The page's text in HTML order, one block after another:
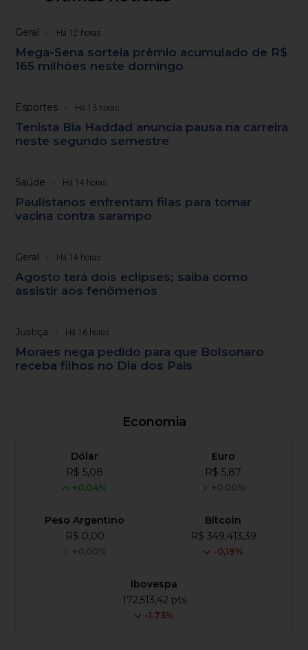
Geral Há 12 horas
Mega-Sena sorteia prêmio acumulado de R$
165 milhões neste domingo
Esportes Há 13 horas
Tenista Bia Haddad anuncia pausa na carreira
neste segundo semestre
Saúde Há 14 horas
Paulistanos enfrentam filas para tomar
vacina contra sarampo
Geral Há 14 horas
Agosto terá dois eclipses; saiba como
assistir aos fenômenos
Justiça Há 16 horas
Moraes nega pedido para que Bolsonaro
receba filhos no Dia dos Pais
Economia
Dólar
R$ 5,08
+0,04%
Euro
R$ 5,87
+0,00%
Peso Argentino
R$ 0,00
+0,00%
Bitcoin
R$ 349,413,39
-0,19%
Ibovespa
172,513,42 pts
-1.73%